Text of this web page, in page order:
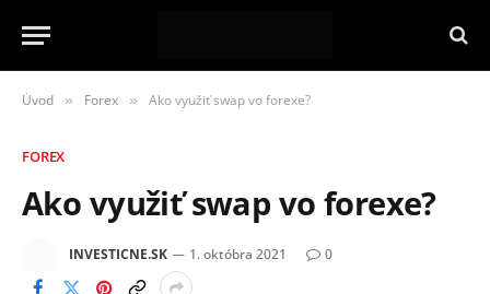
Úvod » Forex » Ako využiť swap vo forexe?
FOREX
Ako využiť swap vo forexe?
INVESTICNE.SK 1. októbra 2021 0